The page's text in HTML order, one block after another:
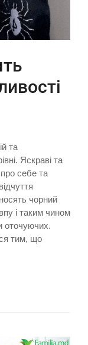
та
Яскраві та
про себе та
чорний
і таким чином
оточуючих.
тим, що